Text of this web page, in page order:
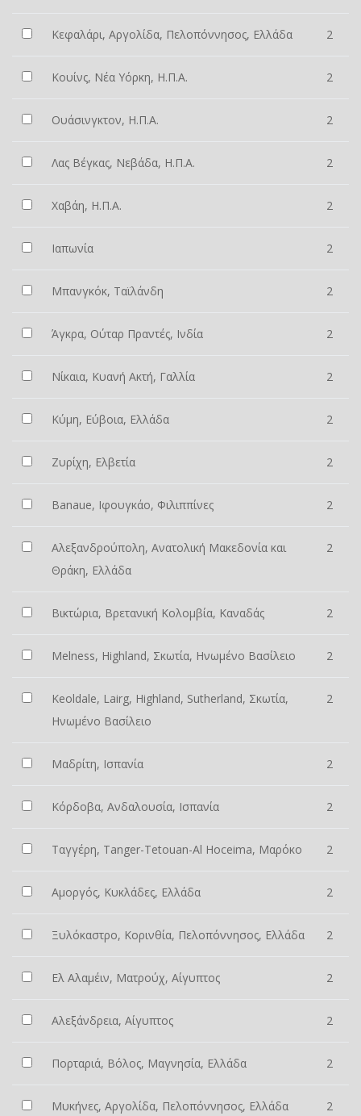
Κεφαλάρι, Αργολίδα, Πελοπόννησος, Ελλάδα 2
Κουίνς, Νέα Υόρκη, Η.Π.Α. 2
Ουάσινγκτον, Η.Π.Α. 2
Λας Βέγκας, Νεβάδα, Η.Π.Α. 2
Χαβάη, Η.Π.Α. 2
Ιαπωνία 2
Μπανγκόκ, Ταϊλάνδη 2
Άγκρα, Ούταρ Πραντές, Ινδία 2
Νίκαια, Κυανή Ακτή, Γαλλία 2
Κύμη, Εύβοια, Ελλάδα 2
Ζυρίχη, Ελβετία 2
Banaue, Ιφουγκάο, Φιλιππίνες 2
Αλεξανδρούπολη, Ανατολική Μακεδονία και
Θράκη, Ελλάδα
2
Βικτώρια, Βρετανική Κολομβία, Καναδάς 2
Melness, Highland, Σκωτία, Ηνωμένο Βασίλειο 2
Keoldale, Lairg, Highland, Sutherland, Σκωτία,
Ηνωμένο Βασίλειο
2
Μαδρίτη, Ισπανία 2
Κόρδοβα, Ανδαλουσία, Ισπανία 2
Ταγγέρη, Tanger-Tetouan-Al Hoceima, Μαρόκο 2
Αμοργός, Κυκλάδες, Ελλάδα 2
Ξυλόκαστρο, Κορινθία, Πελοπόννησος, Ελλάδα 2
Ελ Αλαμέιν, Ματρούχ, Αίγυπτος 2
Αλεξάνδρεια, Αίγυπτος 2
Πορταριά, Βόλος, Μαγνησία, Ελλάδα 2
Μυκήνες, Αργολίδα, Πελοπόννησος, Ελλάδα 2